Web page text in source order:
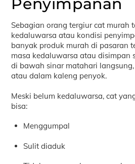
Penyimpanan
Sebagian orang tergiur cat murah
kedaluwarsa atau kondisi
banyak produk murah di pasaran
masa kedaluwarsa atau disimpan
di bawah sinar matahari
atau dalam kaleng penyok.
Meski belum kedaluwarsa, cat
bisa:
Menggumpal
Sulit diaduk